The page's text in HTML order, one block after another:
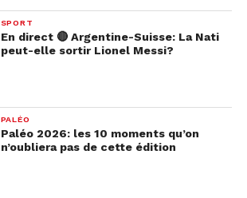
SPORT
En direct 🔴 Argentine-Suisse: La Nati
peut-elle sortir Lionel Messi?
PALÉO
Paléo 2026: les 10 moments qu’on
n’oubliera pas de cette édition